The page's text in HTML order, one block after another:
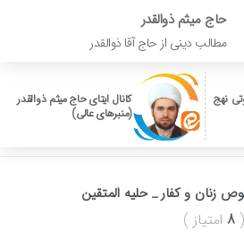
حاج میثم ذوالقدر
مطالب دینی از حاج آقا ذوالقدر
نهج
کانال ایتای حاج میثم ذوالقدر
(منبرهای عالی)
و کفار _ حلیه المتقین
8 امتیاز)